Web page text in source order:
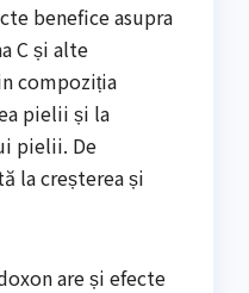
benefice asupra
C și alte
compoziția
pielii și la
pielii. De
la creșterea și
are și efecte